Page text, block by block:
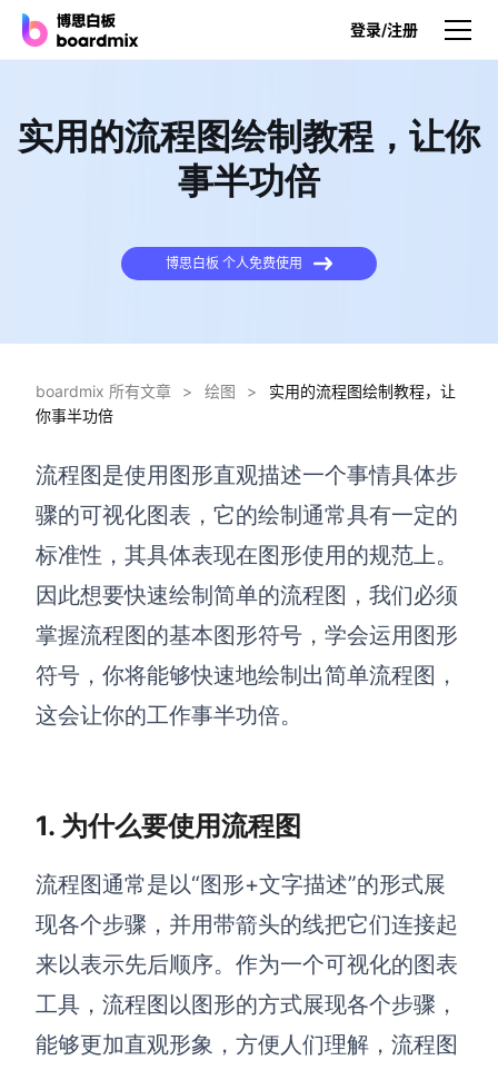
登录/注册
产品
博思白板SDK
博思设计
一体化产品设计工具
博思AIPPT
AI生成PPT，支持在线编辑
资源与下载
向团队介绍
客户端、插件
解决方案
实用的流程图绘制教程，让你
事半功倍
博思白板 个人免费使用
boardmix 所有文章 > 绘图 >
实用的流程图绘制教程，让
你事半功倍
流程图是使用图形直观描述一个事情具体步
骤的可视化图表，它的绘制通常具有一定的
标准性，其具体表现在图形使用的规范上。
因此想要快速绘制简单的流程图，我们必须
掌握流程图的基本图形符号，学会运用图形
符号，你将能够快速地绘制出简单流程图，
这会让你的工作事半功倍。
1. 为什么要使用流程图
流程图通常是以“图形+文字描述”的形式展
现各个步骤，并用带箭头的线把它们连接起
来以表示先后顺序。作为一个可视化的图表
工具，流程图以图形的方式展现各个步骤，
能够更加直观形象，方便人们理解，流程图